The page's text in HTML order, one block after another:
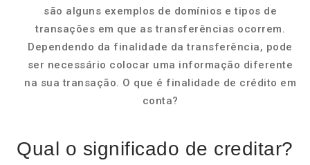
são alguns exemplos de domínios e tipos de
transações em que as transferências ocorrem.
Dependendo da finalidade da transferência, pode
ser necessário colocar uma informação diferente
na sua transação. O que é finalidade de crédito em
conta?
Qual o significado de creditar?